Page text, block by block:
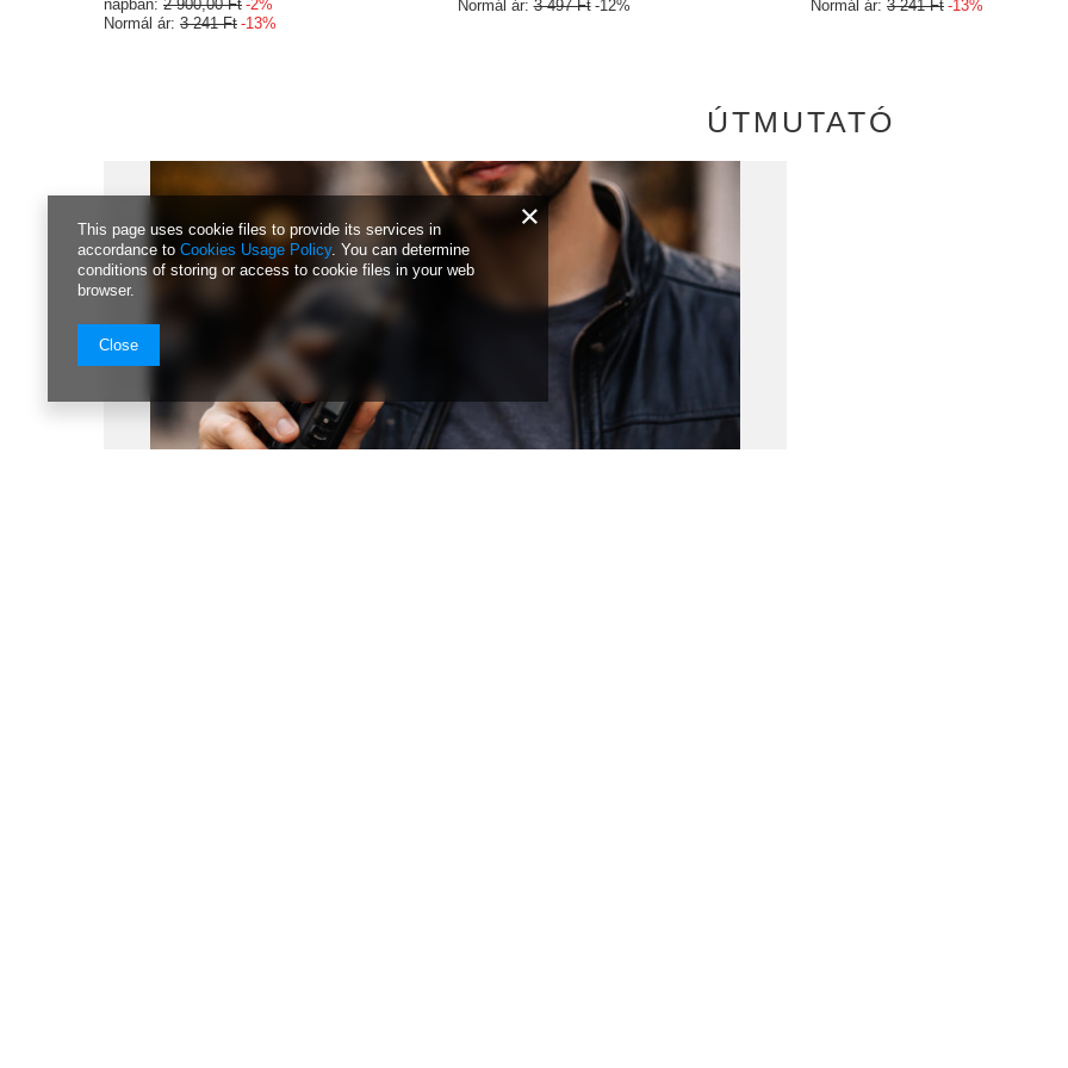
napban: 2 900,00 Ft -2%
Normál ár: 3 241 Ft -13%
Normál ár:3 497 Ft -12%
Normál ár: 3 241 Ft -13%
ÚTMUTATÓ
This page uses cookie files to provide its services in
accordance to Cookies Usage Policy. You can determine
conditions of storing or access to cookie files in your web
browser.
Close